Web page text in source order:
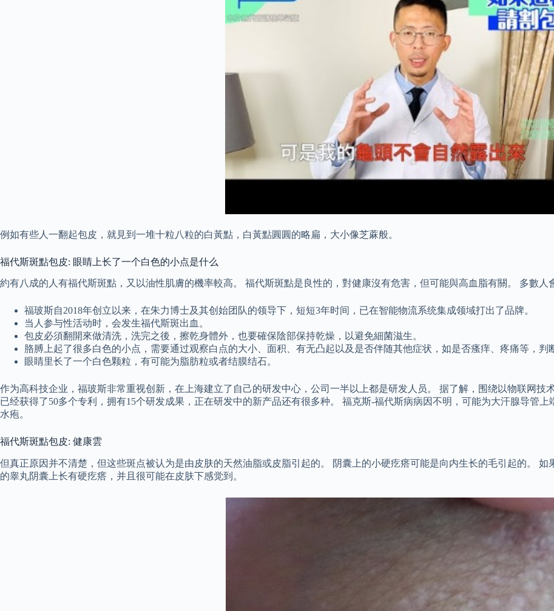
例如有些人一翻起包皮，就見到一堆十粒八粒的白黃點，白黃點圓圓的略扁，大小像芝蔴般。
福代斯斑點包皮: 眼睛上长了一个白色的小点是什么
約有八成的人有福代斯斑點，又以油性肌膚的機率較高。 福代斯斑點是良性的，對健康沒有危害，但可能與高血脂有關。 多數人
福玻斯自2018年创立以来，在朱力博士及其创始团队的领导下，短短3年时间，已在智能物流系统集成领域打出了品牌。
当人参与性活动时，会发生福代斯斑出血。
包皮必須翻開來做清洗，洗完之後，擦乾身體外，也要確保陰部保持乾燥，以避免細菌滋生。
胳膊上起了很多白色的小点，需要通过观察白点的大小、面积、有无凸起以及是否伴随其他症状，如是否瘙痒、疼痛等，判
眼睛里长了一个白色颗粒，有可能为脂肪粒或者结膜结石。
作为高科技企业，福玻斯非常重视创新，在上海建立了自己的研发中心，公司一半以上都是研发人员。 据了解，围绕以物联网
已经获得了50多个专利，拥有15个研发成果，正在研发中的新产品还有很多种。 福克斯-福代斯病病因不明，可能为大汗腺导管
水疱。
福代斯斑點包皮: 健康雲
但真正原因并不清楚，但这些斑点被认为是由皮肤的天然油脂或皮脂引起的。 阴囊上的小硬疙瘩可能是向内生长的毛引起的。
的睾丸阴囊上长有硬疙瘩，并且很可能在皮肤下感觉到。